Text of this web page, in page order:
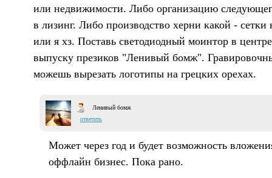
или недвижимости. Либо организацию
в лизинг. Либо производство херни какой -
или я хз. Поставь светодиодный моинтор в
выпуску презиков "Ленивый бомж".
можешь вырезать логотипы на грецких орехах.
Ленивый бомж
ответить
Может через год и будет возможность
оффлайн бизнес. Пока рано.